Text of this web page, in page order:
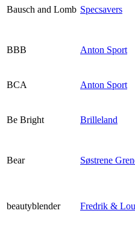
Bausch and Lomb Specsavers
BBB Anton Sport
BCA Anton Sport
Be Bright Brilleland
Bear Søstrene
beautyblender Fredrik &